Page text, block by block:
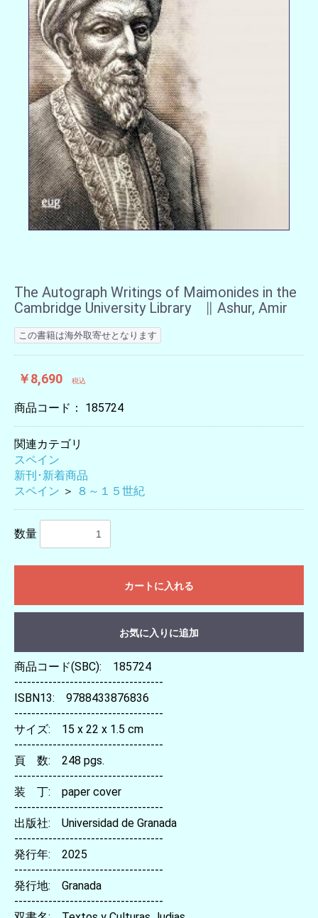
The Autograph Writings of Maimonides in the
Cambridge University Library ∥ Ashur, Amir
この書籍は海外取寄せとなります
￥8,690 税込
商品コード： 185724
関連カテゴリ
スペイン
新刊･新着商品
スペイン ＞ ８～１５世紀
数量
カートに入れる
お気に入りに追加
商品コード(SBC): 185724
-----------------------------------
ISBN13: 9788433876836
-----------------------------------
サイズ: 15 x 22 x 1.5 cm
-----------------------------------
頁 数: 248 pgs.
-----------------------------------
装 丁: paper cover
-----------------------------------
出版社: Universidad de Granada
-----------------------------------
発行年: 2025
-----------------------------------
発行地: Granada
-----------------------------------